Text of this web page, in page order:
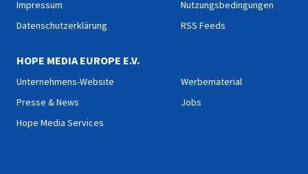
Impressum
Datenschutzerklärung
Nutzungsbedingungen
RSS Feeds
HOPE MEDIA EUROPE E.V.
Unternehmens-Website
Presse & News
Hope Media Services
Werbematerial
Jobs